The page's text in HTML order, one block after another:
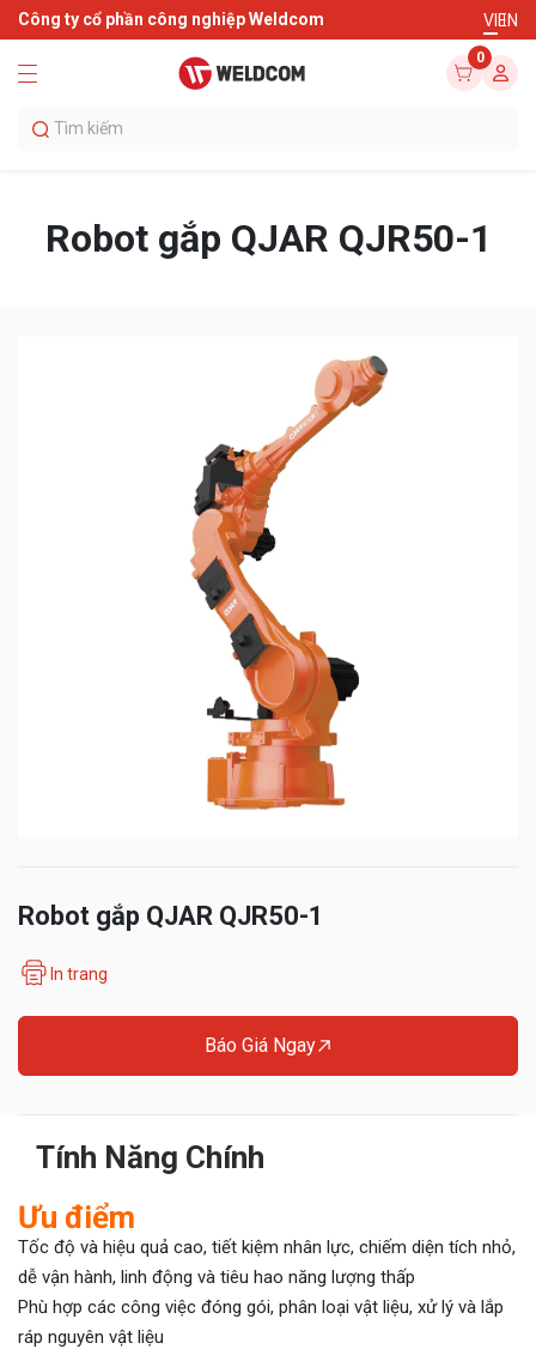
Công ty cổ phần công nghiệp Weldcom VIEN
0
Robot gắp QJAR QJR50-1
Robot gắp QJAR QJR50-1
In trang
Báo Giá Ngay
Tính Năng Chính
Ưu điểm
Tốc độ và hiệu quả cao, tiết kiệm nhân lực, chiếm diện tích nhỏ,
dễ vận hành, linh động và tiêu hao năng lượng thấp
Phù hợp các công việc đóng gói, phân loại vật liệu, xử lý và lắp
ráp nguyên vật liệu